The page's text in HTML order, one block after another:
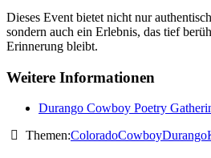
Dieses Event bietet nicht nur
sondern auch ein Erlebnis, das tief
Erinnerung bleibt.
Weitere Informationen
Durango Cowboy Poetry
Themen:ColoradoCowboyDurango